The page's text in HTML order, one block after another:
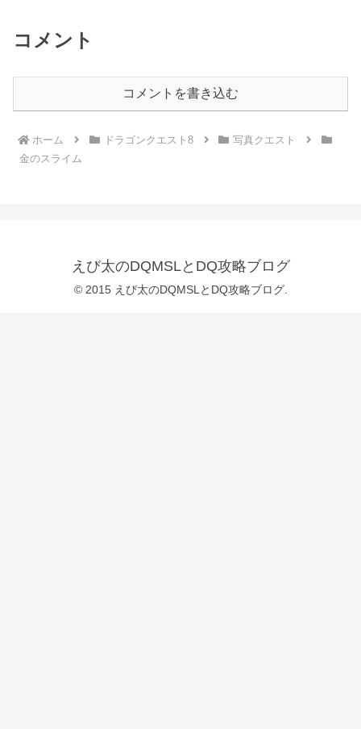
コメント
コメントを書き込む
ホーム ドラゴンクエスト8
写真クエスト
金のスライム
えび太のDQMSLとDQ攻略ブログ
© 2015 えび太のDQMSLとDQ攻略ブログ.